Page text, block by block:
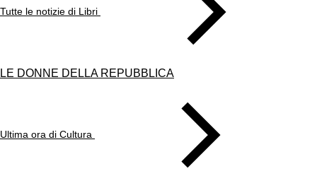
Tutte le notizie di Libri
LE DONNE DELLA REPUBBLICA
Ultima ora di Cultura